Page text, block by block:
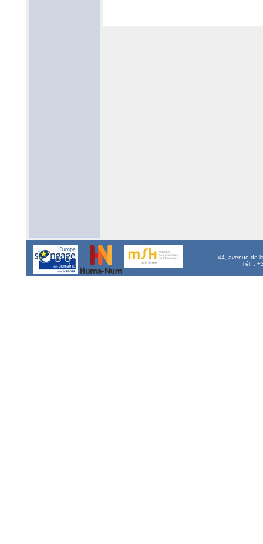
44, avenue de
Tél. :